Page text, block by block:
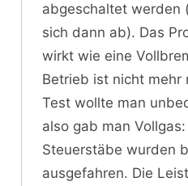
abgeschaltet werden
sich dann ab). Das
wirkt wie eine
Betrieb ist nicht mehr
Test wollte man
also gab man
Steuerstäbe wurden
ausgefahren. Die